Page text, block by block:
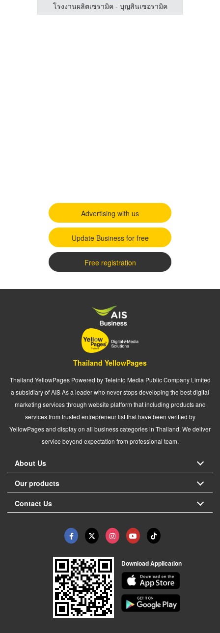
โรงงานผลิตเซรามิค - บุญสินเซอรามิค
Advertising with us
Update Business for free
Free registration
Thailand YellowPages
Thailand YellowPages Powered by Teleinfo Media Public Company Limited
a subsidiary of AIS As a leader who never stops developing the best digital
marketing services through website platform that including products and
services from trusted entrepreneur list that have been verified by
YellowPages and display on all business categories in Thailand. We deliver
service beyond expectation from professional team.
About Us
Our products
Contact Us
Download Application